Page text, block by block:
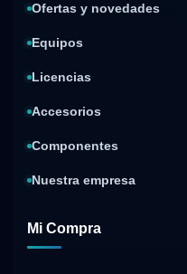
Ofertas y novedades
Equipos
Licencias
Accesorios
Componentes
Nuestra empresa
Mi Compra